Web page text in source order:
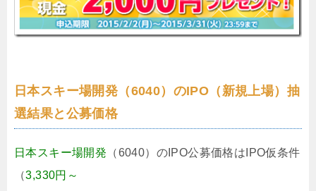
日本スキー場開発（6040）のIPO（新規上場）抽
選結果と公募価格
日本スキー場開発 （6040）のIPO公募価格はIPO仮条件
（3,330円～